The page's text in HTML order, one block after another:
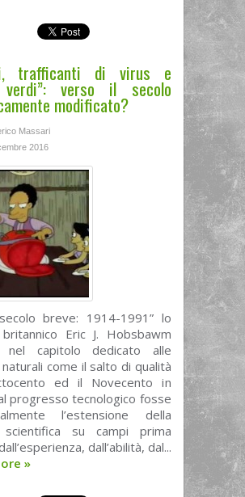
trafficanti di virus e
verdi”: verso il secolo
modificato?
Massari
2016
breve: 1914-1991” lo
Eric J. Hobsbawm
nel capitolo dedicato alle
naturali come il salto di qualità
ed il Novecento in
progresso tecnologico fosse
l’estensione della
scientifica su campi prima
dall’abilità, dal...
»